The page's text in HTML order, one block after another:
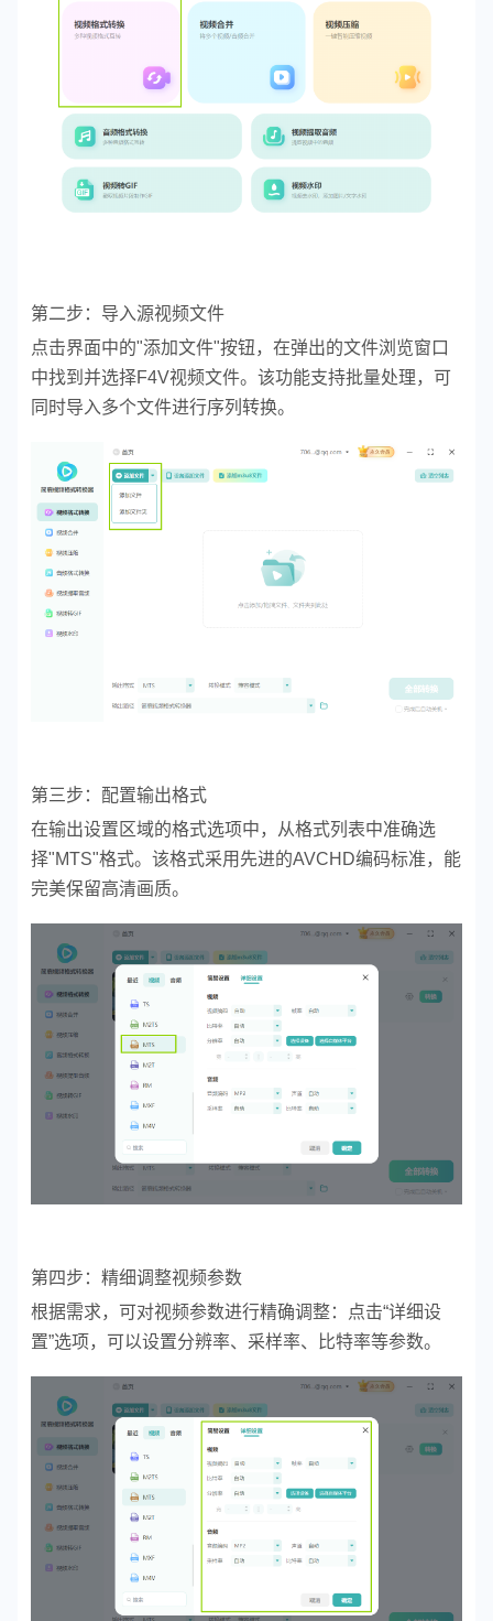
第二步：导入源视频文件
点击界面中的"添加文件"按钮，在弹出的文件浏览窗口
中找到并选择F4V视频文件。该功能支持批量处理，可
同时导入多个文件进行序列转换。
第三步：配置输出格式
在输出设置区域的格式选项中，从格式列表中准确选
择"MTS"格式。该格式采用先进的AVCHD编码标准，能
完美保留高清画质。
第四步：精细调整视频参数
根据需求，可对视频参数进行精确调整：点击“详细设
置”选项，可以设置分辨率、采样率、比特率等参数。